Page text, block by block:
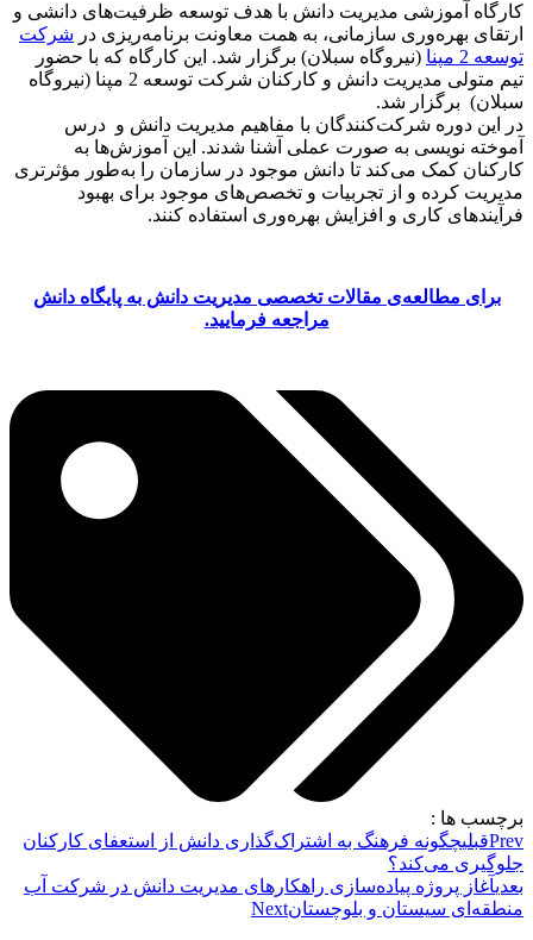
کارگاه آموزشی مدیریت دانش با هدف توسعه ظرفیت‌های دانشی و
ارتقای بهره‌وری سازمانی، به همت معاونت برنامه‌ریزی در شرکت
توسعه 2 مپنا
(نیروگاه سبلان) برگزار شد. این کارگاه که با حضور
تیم متولی مدیریت دانش و کارکنان شرکت توسعه 2 مپنا (نیروگاه
سبلان) برگزار شد.
در این دوره شرکت‌کنندگان با مفاهیم مدیریت دانش و درس
آموخته نویسی به صورت عملی آشنا شدند. این آموزش‌ها به
کارکنان کمک می‌کند تا دانش موجود در سازمان را به‌طور مؤثرتری
مدیریت کرده و از تجربیات و تخصص‌های موجود برای بهبود
فرآیندهای کاری و افزایش بهره‌وری استفاده کنند.
برای مطالعه‌ی مقالات تخصصی مدیریت دانش به پایگاه دانش
مراجعه فرمایید.
برچسب ها :
Prevقبلیچگونه فرهنگ به اشتراک‌گذاری دانش از استعفای کارکنان
جلوگیری می‌کند؟
بعدیآغاز پروژه پیاده‌سازی راهکارهای مدیریت دانش در شرکت آب
منطقه‌ای سیستان و بلوچستانNext